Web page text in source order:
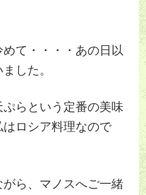
て・・・・あの日以
した。
らという定番の美味
ロシア料理なので
ら、マノスへご一緒